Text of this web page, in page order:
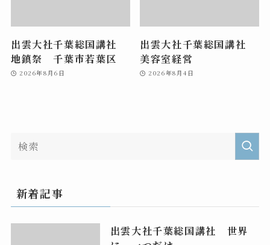
出雲大社千葉総国講社
地鎮祭 千葉市若葉区
2026年8月6日
出雲大社千葉総国講社
美容室経営
2026年8月4日
新着記事
出雲大社千葉総国講社 世界